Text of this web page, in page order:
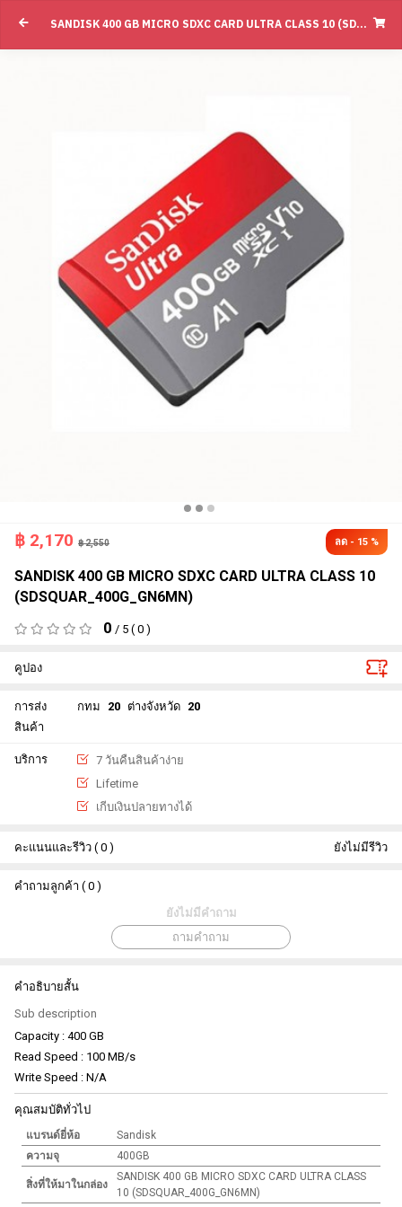
SANDISK 400 GB MICRO SDXC CARD ULTRA CLASS 10 (SDSQUAR_400G_GN6MN)
฿ 2,170 ฿ 2,550 ลด - 15 %
SANDISK 400 GB MICRO SDXC CARD ULTRA CLASS 10
(SDSQUAR_400G_GN6MN)
0 / 5 ( 0 )
คูปอง
การส่ง
สินค้า
กทม 20 ต่างจังหวัด 20
บริการ
7 วันคืนสินค้าง่าย
Lifetime
เกีบเงินปลายทางได้
คะแนนและรีวิว ( 0 ) ยังไม่มีรีวิว
คำถามลูกค้า ( 0 )
ยังไม่มีคำถาม
ถามคำถาม
คำอธิบายสั้น
Sub description
Capacity : 400 GB
Read Speed : 100 MB/s
Write Speed : N/A
คุณสมบัติทั่วไป
แบรนด์ยี่ห้อ
Sandisk
ความจุ
400GB
สิ่งที่ให้มาในกล่อง
SANDISK 400 GB MICRO SDXC CARD ULTRA CLASS
10 (SDSQUAR_400G_GN6MN)